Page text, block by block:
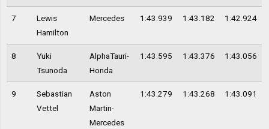
7
Lewis
Hamilton
Mercedes 1:43.939 1:43.182 1:42.924
8
Yuki
Tsunoda
AlphaTauri-
Honda
1:43.595 1:43.376 1:43.056
9
Sebastian
Vettel
Aston
Martin-
Mercedes
1:43.279 1:43.268 1:43.091